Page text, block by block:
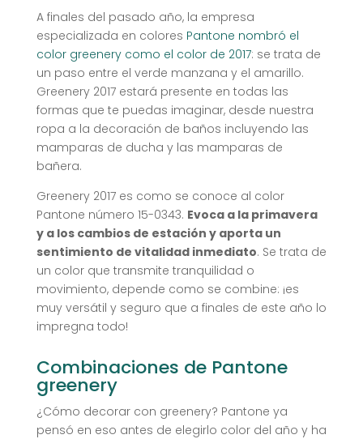
A finales del pasado año, la empresa
especializada en colores Pantone nombró el
color greenery como el color de 2017: se trata de
un paso entre el verde manzana y el amarillo.
Greenery 2017 estará presente en todas las
formas que te puedas imaginar, desde nuestra
ropa a la decoración de baños incluyendo las
mamparas de ducha y las mamparas de
bañera.
Greenery 2017 es como se conoce al color
Pantone número 15-0343. Evoca a la primavera
y a los cambios de estación y aporta un
sentimiento de vitalidad inmediato. Se trata de
un color que transmite tranquilidad o
movimiento, depende como se combine: ¡es
muy versátil y seguro que a finales de este año lo
impregna todo!
Combinaciones de Pantone
greenery
¿Cómo decorar con greenery? Pantone ya
pensó en eso antes de elegirlo color del año y ha